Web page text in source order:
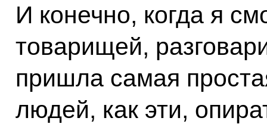
И конечно, когда я
товарищей,
пришла самая
людей, как эти,